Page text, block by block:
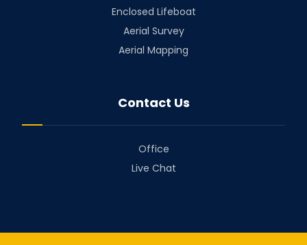
Enclosed Lifeboat
Aerial Survey
Aerial Mapping
Contact Us
Office
Live Chat